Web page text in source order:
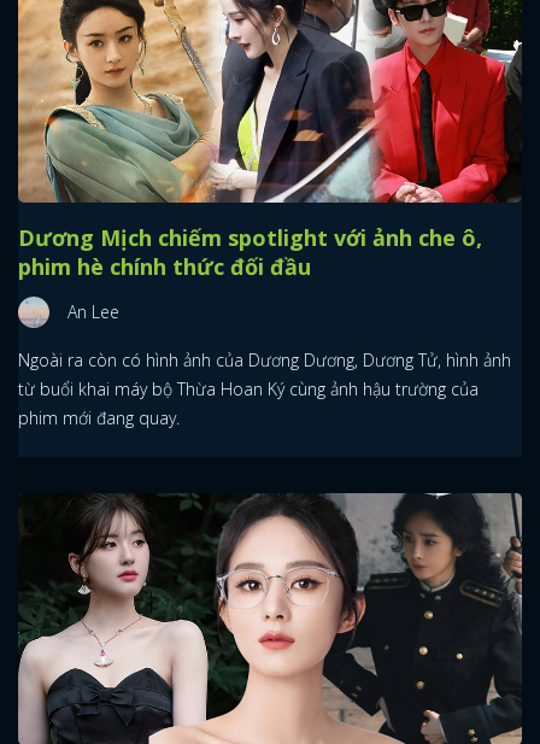
Dương Mịch chiếm spotlight với ảnh che ô,
phim hè chính thức đối đầu
An Lee
Ngoài ra còn có hình ảnh của Dương Dương, Dương Tử, hình ảnh
từ buổi khai máy bộ Thừa Hoan Ký cùng ảnh hậu trường của
phim mới đang quay.